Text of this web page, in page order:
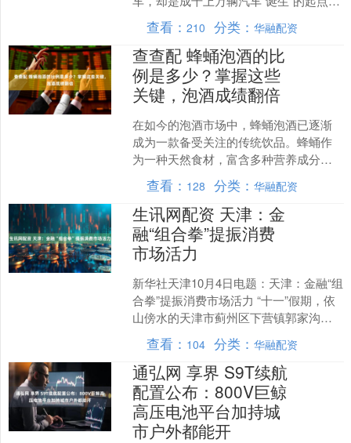
——它是全国闻名的“汽车模具之乡”。 说
到泊头汽车模具，....
查看：210 分类：华融配资
查查配 蜂蛹泡酒的比
例是多少？掌握这些
关键，泡酒成绩翻倍
在如今的泡酒市场中，蜂蛹泡酒已逐渐
成为一款备受关注的传统饮品。蜂蛹作
为一种天然食材，富含多种营养成分，
能够为泡酒增添独特的风味和成绩。今
天，我们就来聊一聊蜂蛹泡....
查看： 128 分类：华融配资
生讯网配资 天津：金
融“组合拳”提振消费
市场活力
新华社天津10月4日电题：天津：金融“组
合拳”提振消费市场活力 “十一”假期，依
山傍水的天津市蓟州区下营镇郭家沟村
迎来客流高峰。“三个小院近20间客房几
乎每天都....
查看： 104 分类：华融配资
通弘网 享界 S9T续航
配置公布：800V巨鲸
高压电池平台加持城
市户外都能开